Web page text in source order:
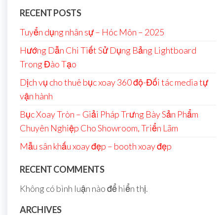
RECENT POSTS
Tuyển dụng nhân sự – Hóc Môn – 2025
Hướng Dẫn Chi Tiết Sử Dụng Bảng Lightboard
Trong Đào Tạo
Dịch vụ cho thuê bục xoay 360 độ-Đối tác media tự
vận hành
Bục Xoay Tròn – Giải Pháp Trưng Bày Sản Phẩm
Chuyên Nghiệp Cho Showroom, Triển Lãm
Mẫu sân khấu xoay đẹp – booth xoay đẹp
RECENT COMMENTS
Không có bình luận nào để hiển thị.
ARCHIVES